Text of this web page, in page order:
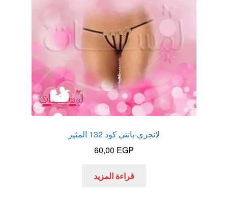
لانجري-بانتي كود 132 المثير
60,00 EGP
قراءة المزيد